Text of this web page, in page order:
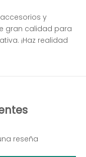
y
gran calidad para
¡Haz realidad
reseña